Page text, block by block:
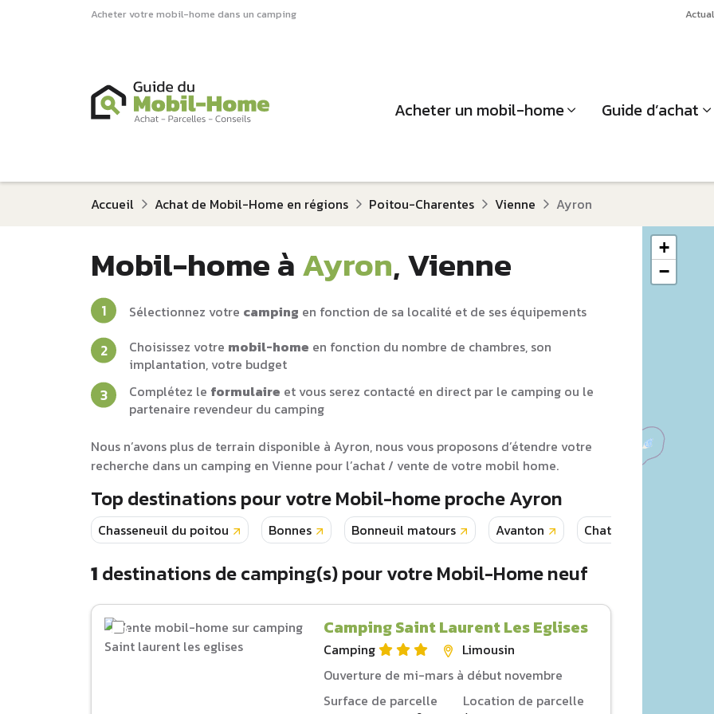
Acheter votre mobil-home dans un camping
Acheter un mobil-home Guide d’achat
Accueil Achat de Mobil-Home en régions Poitou-Charentes Vienne Ayron
+
−
Mobil-home àAyron, Vienne
Sélectionnez votre camping en fonction de sa localité et de ses équipements
Choisissez votre mobil-home en fonction du nombre de chambres, son
implantation, votre budget
Complétez le formulaire et vous serez contacté en direct par le camping ou le
partenaire revendeur du camping
Nous n’avons plus de terrain disponible à Ayron, nous vous proposons d’étendre votre
recherche dans un camping en Vienne pour l’achat / vente de votre mobil home.
Top destinations pour votre Mobil-home proche Ayron
Chasseneuil du poitou Bonnes Bonneuil matours Avanton Chateauneuf la foret
1 destinations de camping(s) pour votre Mobil-Home neuf
Camping Saint Laurent Les Eglises
Camping
Limousin
Ouverture de mi-mars à début novembre
Surface de parcelle
Location de parcelle